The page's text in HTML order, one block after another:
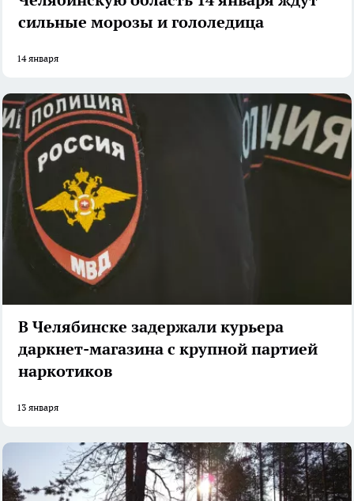
сильные морозы и гололедица
14 января
В Челябинске задержали курьера
даркнет-магазина с крупной партией
наркотиков
13 января